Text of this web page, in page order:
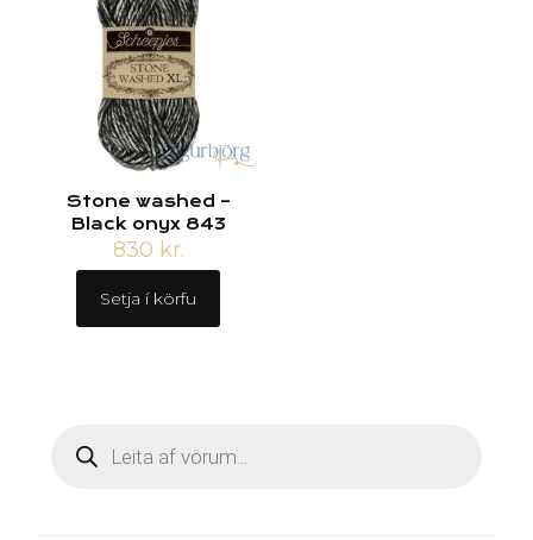
Stone washed –
Black onyx 843
830 kr.
Setja í körfu
search